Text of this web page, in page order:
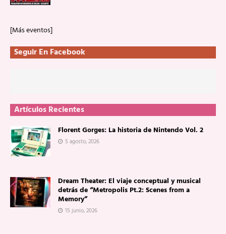
[Más eventos]
Seguir En Facebook
Artículos Recientes
Florent Gorges: La historia de Nintendo Vol. 2
5 agosto, 2026
Dream Theater: El viaje conceptual y musical
detrás de “Metropolis Pt.2: Scenes from a
Memory”
15 junio, 2026